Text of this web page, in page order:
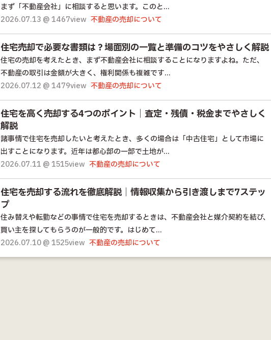
まず「不動産会社」に相談すると思います。このと...
2026.07.13 @ 1467view 不動産の売却について
住宅売却で必要な書類は？場面別の一覧と準備のコツをやさしく解説
住宅の売却を考えたとき、まず不動産会社に相談することになりますよね。ただ、
不動産の取引は金額が大きく、権利関係も複雑です...
2026.07.12 @ 1479view 不動産の売却について
住宅を高く売却する4つのポイント｜査定・残債・税金までやさしく
解説
諸事情で住宅を売却したいと考えたとき、多くの場合は「中古住宅」として市場に
出すことになります。近年は都心部の一部で土地が...
2026.07.11 @ 1515view 不動産の売却について
住宅を売却する流れを徹底解説｜情報収集から引き渡しまで7ステッ
プ
住み替えや転勤などの事情で住宅を売却するときは、不動産会社と媒介契約を結び、
買い主を探してもらうのが一般的です。はじめて...
2026.07.10 @ 1525view 不動産の売却について